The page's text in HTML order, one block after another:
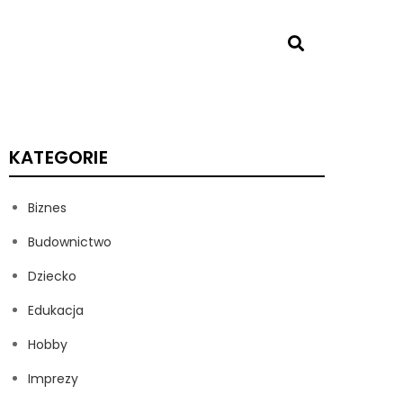
KATEGORIE
Biznes
Budownictwo
Dziecko
Edukacja
Hobby
Imprezy